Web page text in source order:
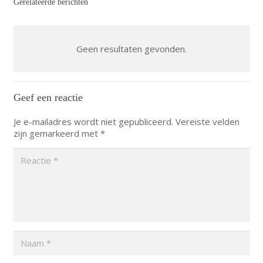
Gerelateerde berichten
Geen resultaten gevonden.
Geef een reactie
Je e-mailadres wordt niet gepubliceerd. Vereiste velden
zijn gemarkeerd met *